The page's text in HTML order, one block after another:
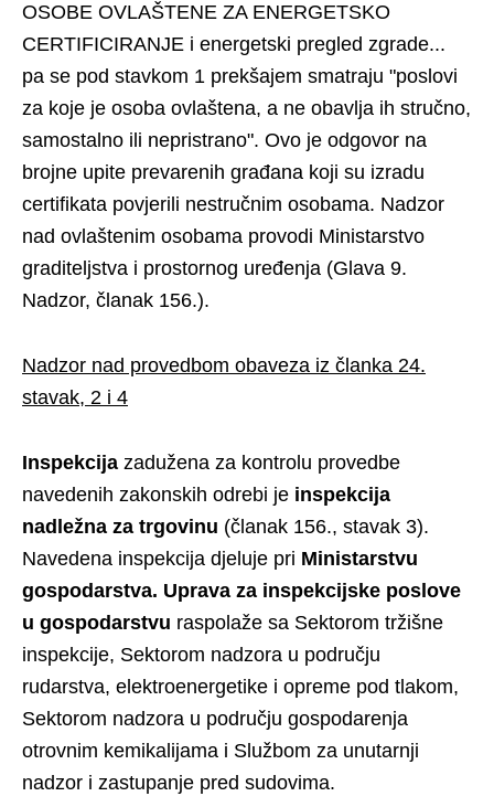
OSOBE OVLAŠTENE ZA ENERGETSKO
CERTIFICIRANJE i energetski pregled zgrade...
pa se pod stavkom 1 prekšajem smatraju "poslovi
za koje je osoba ovlaštena, a ne obavlja ih stručno,
samostalno ili nepristrano". Ovo je odgovor na
brojne upite prevarenih građana koji su izradu
certifikata povjerili nestručnim osobama. Nadzor
nad ovlaštenim osobama provodi Ministarstvo
graditeljstva i prostornog uređenja (Glava 9.
Nadzor, članak 156.).
Nadzor nad provedbom obaveza iz članka 24.
stavak, 2 i 4
Inspekcija zadužena za kontrolu provedbe
navedenih zakonskih odrebi je inspekcija
nadležna za trgovinu (članak 156., stavak 3).
Navedena inspekcija djeluje pri Ministarstvu
gospodarstva. Uprava za inspekcijske poslove
u gospodarstvu raspolaže sa Sektorom tržišne
inspekcije, Sektorom nadzora u području
rudarstva, elektroenergetike i opreme pod tlakom,
Sektorom nadzora u području gospodarenja
otrovnim kemikalijama i Službom za unutarnji
nadzor i zastupanje pred sudovima.